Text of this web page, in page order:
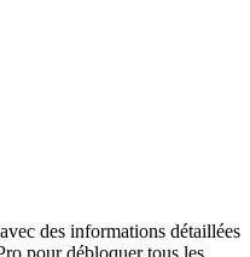
des informations détaillées